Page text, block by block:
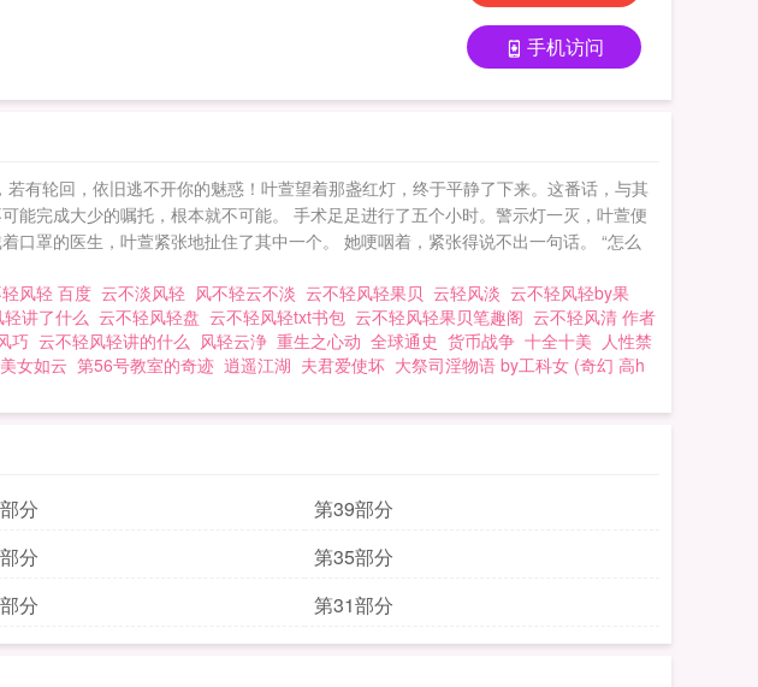
手机访问
有轮回，依旧逃不开你的魅惑！叶萱望着那盏红灯，终于平静了下来。这番话，与其
完成大少的嘱托，根本就不可能。 手术足足进行了五个小时。警示灯一灭，叶萱便
罩的医生，叶萱紧张地扯住了其中一个。 她哽咽着，紧张得说不出一句话。 “怎么
风轻 百度 云不淡风轻 风不轻云不淡 云不轻风轻果贝 云轻风淡 云不轻风轻by果
讲了什么 云不轻风轻盘 云不轻风轻txt书包 云不轻风轻果贝笔趣阁 云不轻风清 作者
巧 云不轻风轻讲的什么 风轻云浄 重生之心动 全球通史 货币战争 十全十美 人性禁
女如云 第56号教室的奇迹 逍遥江湖 夫君爱使坏 大祭司淫物语 by工科女 (奇幻 高h
分
第39部分
分
第35部分
分 第31部分